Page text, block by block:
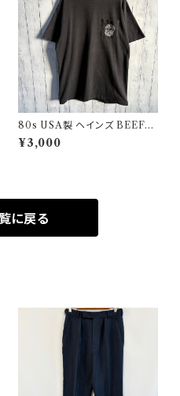
80s USA製 ヘインズ BEEFY
シングルステッチTシャツ ヴィン
テージTシャツ ポケT
¥3,000
に戻る